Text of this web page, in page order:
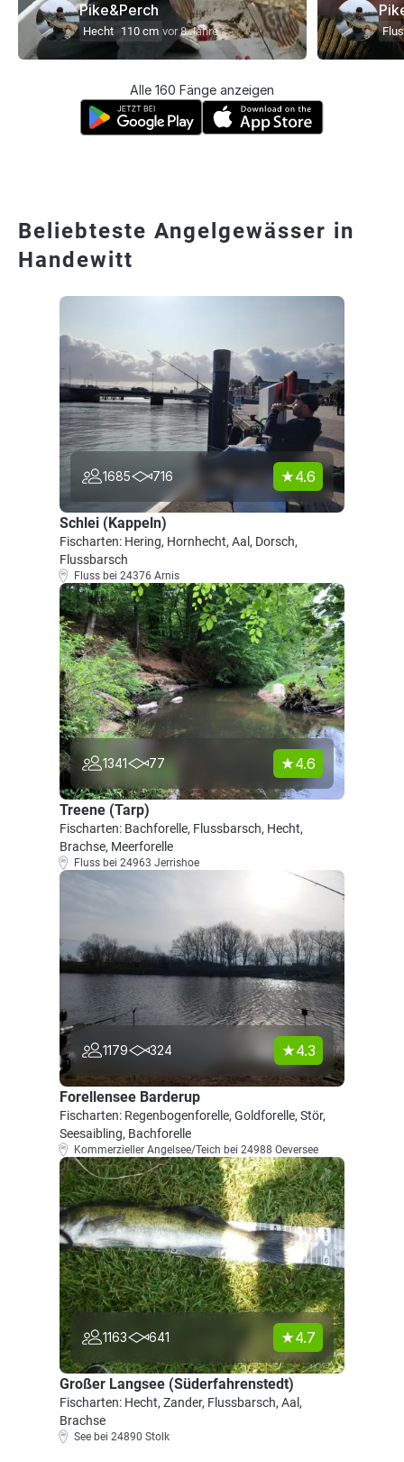
Pike&Perch
Hecht 110 cm vor 8 Jahre
Alle 160 Fänge anzeigen
Beliebteste Angelgewässer in
Handewitt
1685 716 4.6
Schlei (Kappeln)
Fischarten: Hering, Hornhecht, Aal, Dorsch,
Flussbarsch
Fluss bei 24376 Arnis
1341 77 4.6
Treene (Tarp)
Fischarten: Bachforelle, Flussbarsch, Hecht,
Brachse, Meerforelle
Fluss bei 24963 Jerrishoe
1179 324 4.3
Forellensee Barderup
Fischarten: Regenbogenforelle, Goldforelle, Stör,
Seesaibling, Bachforelle
Kommerzieller Angelsee/Teich bei 24988 Oeversee
1163 641 4.7
Großer Langsee (Süderfahrenstedt)
Fischarten: Hecht, Zander, Flussbarsch, Aal,
Brachse
See bei 24890 Stolk